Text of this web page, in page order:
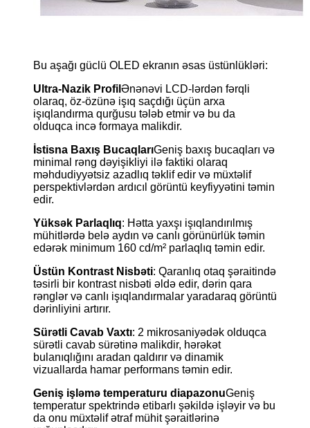
Bu aşağı güclü OLED ekranın əsas üstünlükləri:
Ultra-Nazik Profil Ənənəvi LCD-lərdən fərqli
olaraq, öz-özünə işıq saçdığı üçün arxa
işıqlandırma qurğusu tələb etmir və bu da
olduqca incə formaya malikdir.
İstisna Baxış BucaqlarıGeniş baxış bucaqları və
minimal rəng dəyişikliyi ilə faktiki olaraq
məhdudiyyətsiz azadlıq təklif edir və müxtəlif
perspektivlərdən ardıcıl görüntü keyfiyyətini təmin
edir.
Yüksək Parlaqlıq: Hətta yaxşı işıqlandırılmış
mühitlərdə belə aydın və canlı görünürlük təmin
edərək minimum 160 cd/m² parlaqlıq təmin edir.
Üstün Kontrast Nisbəti: Qaranlıq otaq şəraitində
təsirli bir kontrast nisbəti əldə edir, dərin qara
rənglər və canlı işıqlandırmalar yaradaraq görüntü
dərinliyini artırır.
Sürətli Cavab Vaxtı: 2 mikrosaniyədək olduqca
sürətli cavab sürətinə malikdir, hərəkət
bulanıqlığını aradan qaldırır və dinamik
vizuallarda hamar performans təmin edir.
Geniş işləmə temperaturu diapazonuGeniş
temperatur spektrində etibarlı şəkildə işləyir və bu
da onu müxtəlif ətraf mühit şəraitlərinə